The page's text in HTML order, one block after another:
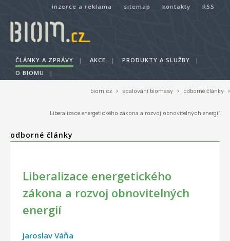
inzerce a reklama sitemap kontakty RSS
ČLÁNKY A ZPRÁVY | AKCE | PRODUKTY A SLUŽBY
|
O BIOMU
|
biom.cz › spalování biomasy › odborné články ›
Liberalizace energetického zákona a rozvoj obnovitelných energií
odborné články
Liberalizace energetického
zákona a rozvoj obnovitelných
energií
Jaroslav Váňa